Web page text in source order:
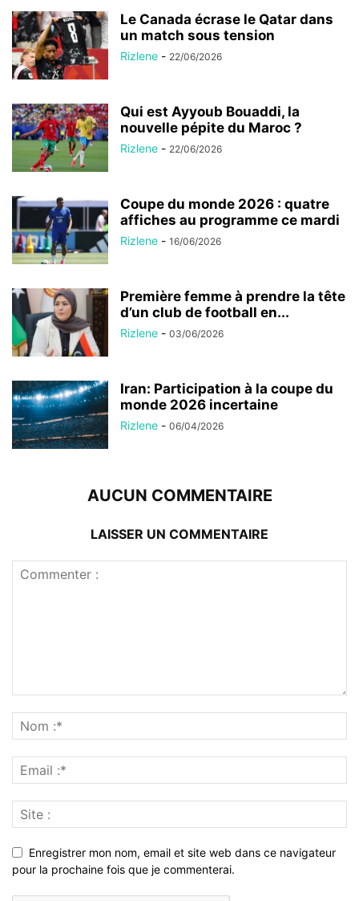
Le Canada écrase le Qatar dans
un match sous tension
Rizlene - 22/06/2026
Qui est Ayyoub Bouaddi, la
nouvelle pépite du Maroc ?
Rizlene - 22/06/2026
Coupe du monde 2026 : quatre
affiches au programme ce mardi
Rizlene - 16/06/2026
Première femme à prendre la tête
d’un club de football en...
Rizlene - 03/06/2026
Iran: Participation à la coupe du
monde 2026 incertaine
Rizlene - 06/04/2026
AUCUN COMMENTAIRE
LAISSER UN COMMENTAIRE
Enregistrer mon nom, email et site web dans ce navigateur
pour la prochaine fois que je commenterai.